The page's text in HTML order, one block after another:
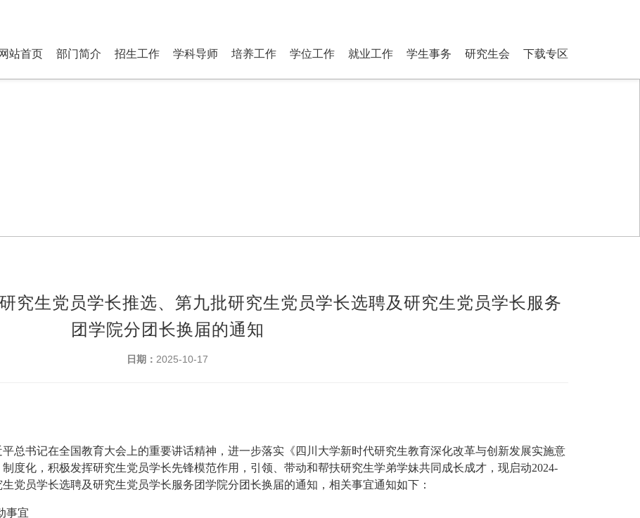
网站首页 部门简介 招生工作 学科导师 培养工作 学位工作 就业工作 学生事务 研究生会 下载专区
究生党员学长推选、第九批研究生党员学长选聘及研究生党员学长服务
团学院分团长换届的通知
日期： 2025-10-17
总书记在全国教育大会上的重要讲话精神，进一步落实《四川大学新时代研究生教育深化改革与创新发展实施意
度化，积极发挥研究生党员学长先锋模范作用，引领、带动和帮扶研究生学弟学妹共同成长成才，现启动2024-
党员学长选聘及研究生党员学长服务团学院分团长换届的通知，相关事宜通知如下：
事宜